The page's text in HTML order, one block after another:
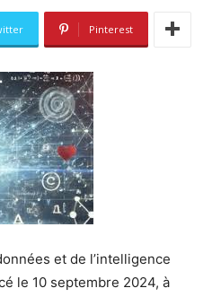
Pinterest
et de l’intelligence
le 10 septembre 2024, à